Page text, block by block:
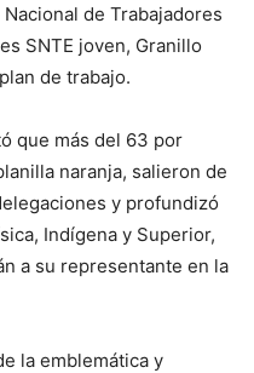
de Trabajadores
SNTE joven, Granillo
de trabajo.
que más del 63 por
naranja, salieron de
y profundizó
Indígena y Superior,
a su representante en la
la emblemática y